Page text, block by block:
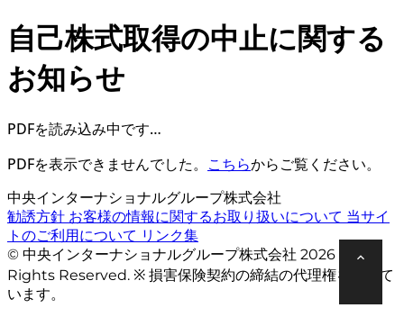
自己株式取得の中止に関する
お知らせ
PDFを読み込み中です…
PDFを表示できませんでした。 こちらからご覧ください。
中央インターナショナルグループ株式会社
勧誘方針 お客様の情報に関するお取り扱いについて 当サイ
トのご利用について リンク集
© 中央インターナショナルグループ株式会社 2026 All
Rights Reserved. ※ 損害保険契約の締結の代理権を有して
います。